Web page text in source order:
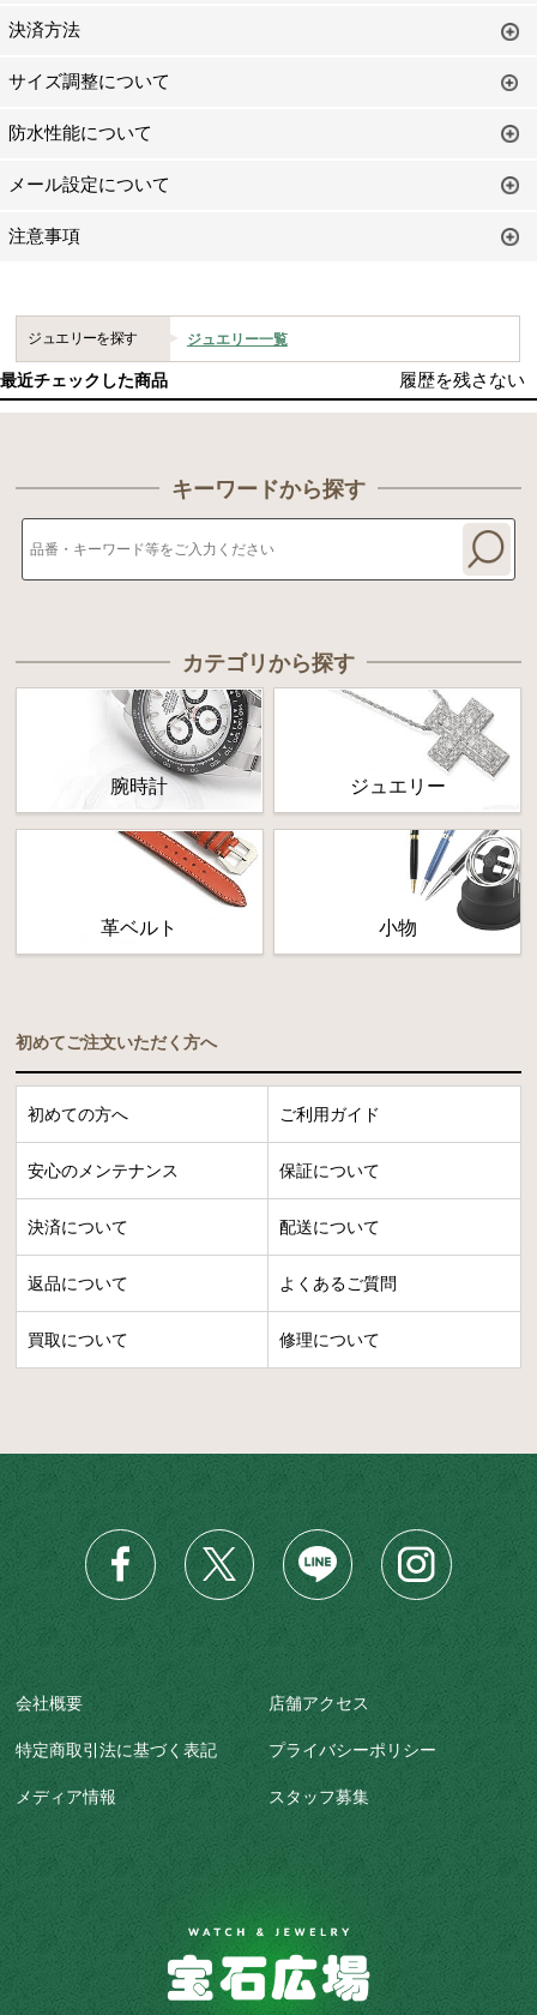
決済方法
サイズ調整について
防水性能について
メール設定について
注意事項
ジュエリーを探す ジュエリー一覧
最近チェックした商品 履歴を残さない
キーワードから探す
カテゴリから探す
腕時計 ジュエリー
革ベルト 小物
初めてご注文いただく方へ
初めての方へ ご利用ガイド
安心のメンテナンス 保証について
決済について 配送について
返品について よくあるご質問
買取について 修理について
会社概要 店舗アクセス
特定商取引法に基づく表記 プライバシーポリシー
メディア情報 スタッフ募集